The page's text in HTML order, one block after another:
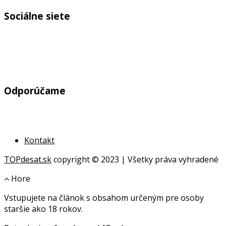
Sociálne siete
Odporúčame
Kontakt
TOPdesat.skcopyright © 2023 | Všetky práva vyhradené
Hore
online
Vstupujete na článok s obsahom určeným pre osoby
staršie ako 18 rokov.